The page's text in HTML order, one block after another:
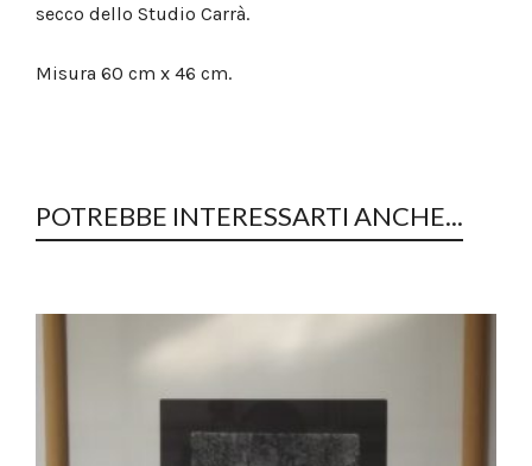
secco dello Studio Carrà.
Misura 60 cm x 46 cm.
POTREBBE INTERESSARTI ANCHE...